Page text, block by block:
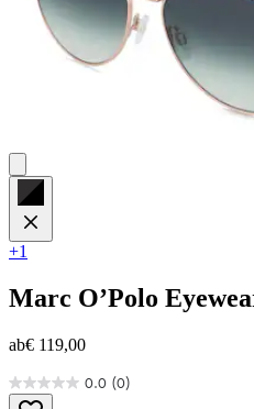
+1
Marc O’Polo
ab€ 119,00
0.0 (0)
0.0